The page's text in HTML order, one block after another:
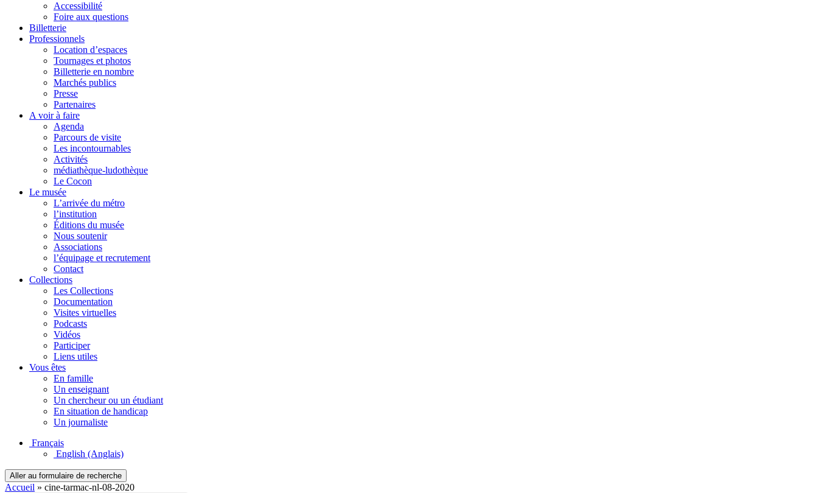
Accessibilité
Foire aux questions
Billetterie
Professionnels
Location d’espaces
Tournages et photos
Billetterie en nombre
Marchés publics
Presse
Partenaires
A voir à faire
Agenda
Parcours de visite
Les incontournables
Activités
médiathèque-ludothèque
Le Cocon
Le musée
L’arrivée du métro
l’institution
Éditions du musée
Nous soutenir
Associations
l’équipage et recrutement
Contact
Collections
Les Collections
Documentation
Visites virtuelles
Podcasts
Vidéos
Participer
Liens utiles
Vous êtes
En famille
Un enseignant
Un chercheur ou un étudiant
En situation de handicap
Un journaliste
Français
English (Anglais)
Aller au formulaire de recherche
Accueil » cine-tarmac-nl-08-2020